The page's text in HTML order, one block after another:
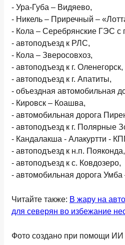
- Ура-Губа – Видяево,
- Никель – Приречный –
- Кола – Серебрянские ГЭС с
- автоподъезд к РЛС,
- Кола – Зверосовхоз,
- автоподъезд к г. Оленегорск,
- автоподъезд к г. Апатиты,
- объездная автомобильная
- Кировск – Коашва,
- автомобильная дорога
- автоподъезд к г. Полярные
- Кандалакша - Алакуртти -
- автоподъезд к н.п. Пояконда,
- автоподъезд к с. Ковдозеро,
- автомобильная дорога Умба
Читайте также: В жару на
для северян во избежание
Фото создано при помощи ИИ